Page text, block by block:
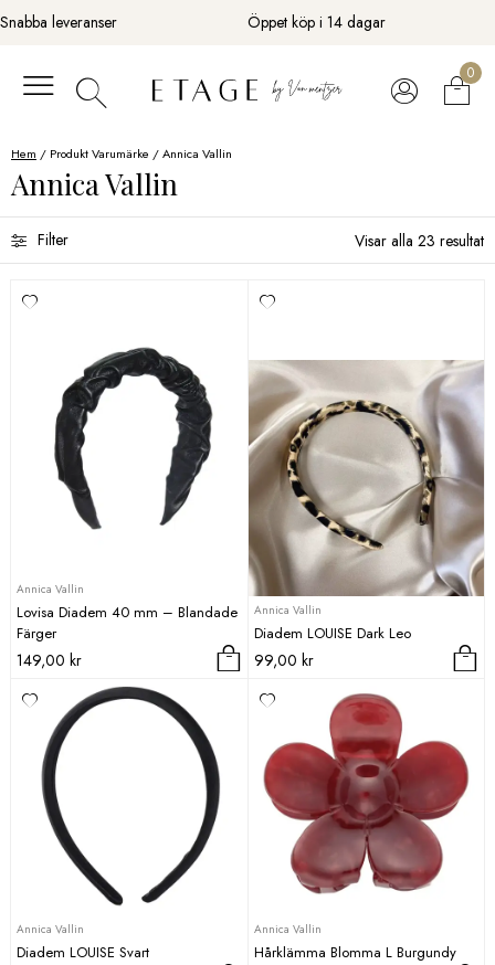
Fortsätt
till
Snabba leveranser Öppet köp i 14 dagar
0
Hem / Produkt Varumärke / Annica Vallin
Annica Vallin
Filter Visar alla 23 resultat
Sortera efter
Color
Annica Vallin
Lovisa Diadem 40 mm – Blandade
Färger
149,00 kr
Annica Vallin
Diadem LOUISE Dark Leo
99,00 kr
Annica Vallin
Diadem LOUISE Svart
Annica Vallin
Hårklämma Blomma L Burgundy